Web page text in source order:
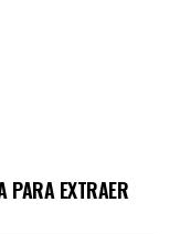
PARA EXTRAER